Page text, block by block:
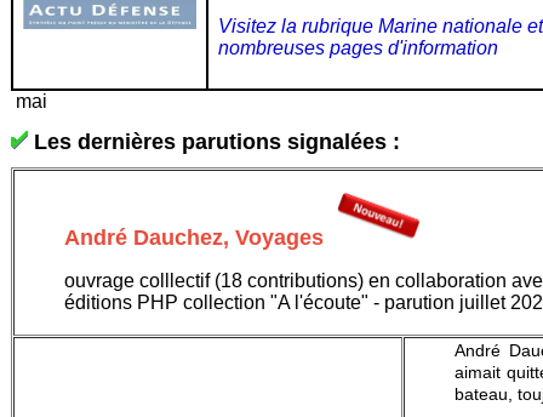
Visitez la rubrique Marine nationale
nombreuses pages d'information
mai
Les dernières parutions signalées :
André Dauchez, Voyages
ouvrage colllectif (18 contributions) en collaboration
éditions PHP collection "A l'écoute" - parution juillet
André
aimait
bateau,